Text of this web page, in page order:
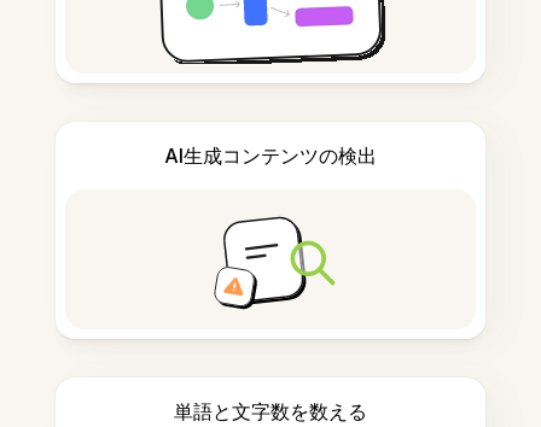
AI生成コンテンツの検出
単語と文字数を数える